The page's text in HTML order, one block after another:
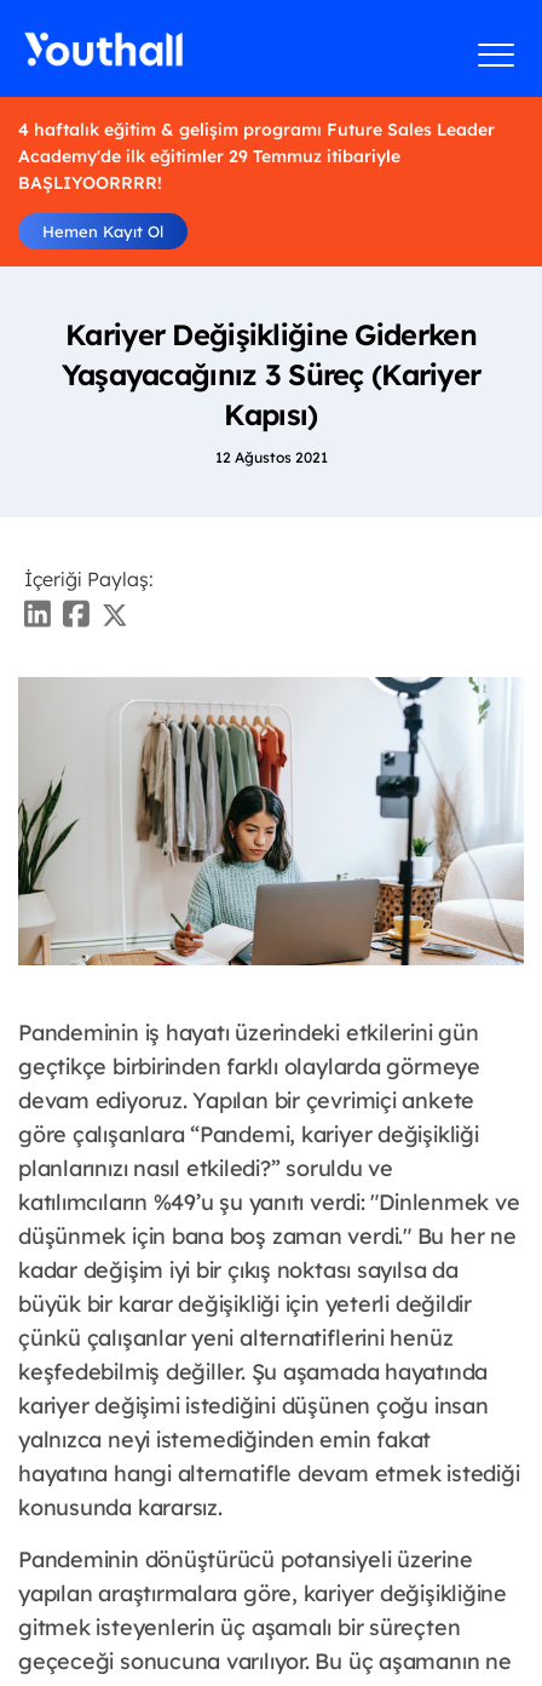
4 haftalık eğitim & gelişim programı Future Sales Leader
Academy'de ilk eğitimler 29 Temmuz itibariyle
BAŞLIYOORRRR!
Hemen Kayıt Ol
Kariyer Değişikliğine Giderken
Yaşayacağınız 3 Süreç (Kariyer
Kapısı)
12 Ağustos 2021
İçeriği Paylaş:
Pandeminin iş hayatı üzerindeki etkilerini gün
geçtikçe birbirinden farklı olaylarda görmeye
devam ediyoruz. Yapılan bir çevrimiçi ankete
göre çalışanlara “Pandemi, kariyer değişikliği
planlarınızı nasıl etkiledi?” soruldu ve
katılımcıların %49’u şu yanıtı verdi: "Dinlenmek ve
düşünmek için bana boş zaman verdi." Bu her ne
kadar değişim iyi bir çıkış noktası sayılsa da
büyük bir karar değişikliği için yeterli değildir
çünkü çalışanlar yeni alternatiflerini henüz
keşfedebilmiş değiller. Şu aşamada hayatında
kariyer değişimi istediğini düşünen çoğu insan
yalnızca neyi istemediğinden emin fakat
hayatına hangi alternatifle devam etmek istediği
konusunda kararsız.
Pandeminin dönüştürücü potansiyeli üzerine
yapılan araştırmalara göre, kariyer değişikliğine
gitmek isteyenlerin üç aşamalı bir süreçten
geçeceği sonucuna varılıyor. Bu üç aşamanın ne